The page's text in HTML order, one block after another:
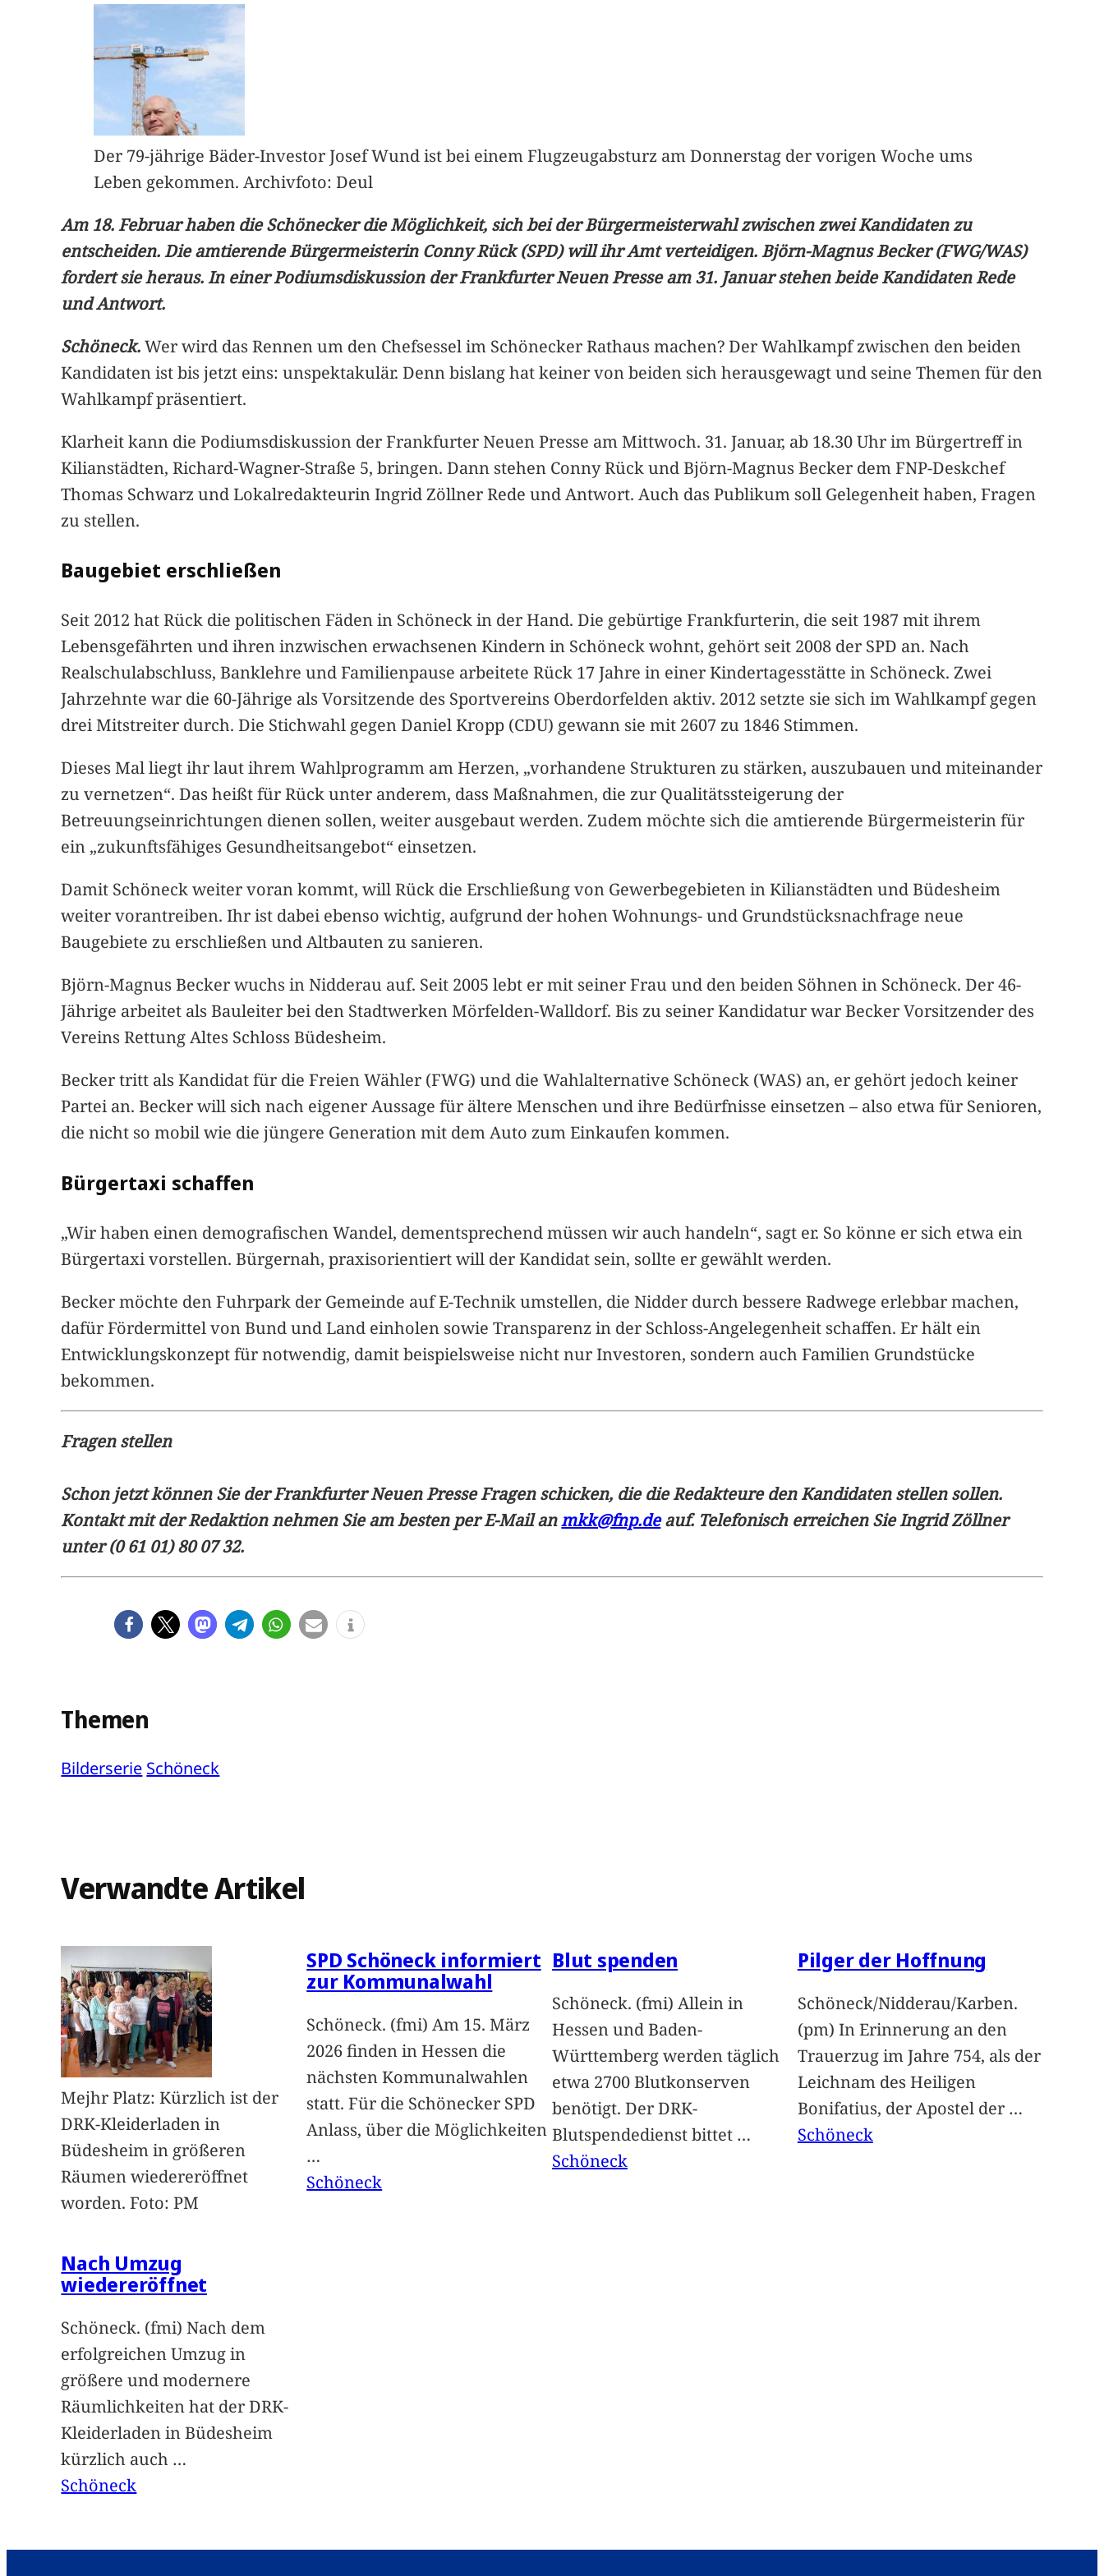
Der 79-jährige Bäder-Investor Josef Wund ist bei einem Flugzeugabsturz am Donnerstag der vorigen Woche ums
Leben gekommen. Archivfoto: Deul
Am 18. Februar haben die Schönecker die Möglichkeit, sich bei der Bürgermeisterwahl zwischen zwei Kandidaten zu
entscheiden. Die amtierende Bürgermeisterin Conny Rück (SPD) will ihr Amt verteidigen. Björn-Magnus Becker (FWG/WAS)
fordert sie heraus. In einer Podiumsdiskussion der Frankfurter Neuen Presse am 31. Januar stehen beide Kandidaten Rede
und Antwort.
Schöneck.Wer wird das Rennen um den Chefsessel im Schönecker Rathaus machen? Der Wahlkampf zwischen den beiden
Kandidaten ist bis jetzt eins: unspektakulär. Denn bislang hat keiner von beiden sich herausgewagt und seine Themen für den
Wahlkampf präsentiert.
Klarheit kann die Podiumsdiskussion der Frankfurter Neuen Presse am Mittwoch. 31. Januar, ab 18.30 Uhr im Bürgertreff in
Kilianstädten, Richard-Wagner-Straße 5, bringen. Dann stehen Conny Rück und Björn-Magnus Becker dem FNP-Deskchef
Thomas Schwarz und Lokalredakteurin Ingrid Zöllner Rede und Antwort. Auch das Publikum soll Gelegenheit haben, Fragen
zu stellen.
Baugebiet erschließen
Seit 2012 hat Rück die politischen Fäden in Schöneck in der Hand. Die gebürtige Frankfurterin, die seit 1987 mit ihrem
Lebensgefährten und ihren inzwischen erwachsenen Kindern in Schöneck wohnt, gehört seit 2008 der SPD an. Nach
Realschulabschluss, Banklehre und Familienpause arbeitete Rück 17 Jahre in einer Kindertagesstätte in Schöneck. Zwei
Jahrzehnte war die 60-Jährige als Vorsitzende des Sportvereins Oberdorfelden aktiv. 2012 setzte sie sich im Wahlkampf gegen
drei Mitstreiter durch. Die Stichwahl gegen Daniel Kropp (CDU) gewann sie mit 2607 zu 1846 Stimmen.
Dieses Mal liegt ihr laut ihrem Wahlprogramm am Herzen, „vorhandene Strukturen zu stärken, auszubauen und miteinander
zu vernetzen“. Das heißt für Rück unter anderem, dass Maßnahmen, die zur Qualitätssteigerung der
Betreuungseinrichtungen dienen sollen, weiter ausgebaut werden. Zudem möchte sich die amtierende Bürgermeisterin für
ein „zukunftsfähiges Gesundheitsangebot“ einsetzen.
Damit Schöneck weiter voran kommt, will Rück die Erschließung von Gewerbegebieten in Kilianstädten und Büdesheim
weiter vorantreiben. Ihr ist dabei ebenso wichtig, aufgrund der hohen Wohnungs- und Grundstücksnachfrage neue
Baugebiete zu erschließen und Altbauten zu sanieren.
Björn-Magnus Becker wuchs in Nidderau auf. Seit 2005 lebt er mit seiner Frau und den beiden Söhnen in Schöneck. Der 46-
Jährige arbeitet als Bauleiter bei den Stadtwerken Mörfelden-Walldorf. Bis zu seiner Kandidatur war Becker Vorsitzender des
Vereins Rettung Altes Schloss Büdesheim.
Becker tritt als Kandidat für die Freien Wähler (FWG) und die Wahlalternative Schöneck (WAS) an, er gehört jedoch keiner
Partei an. Becker will sich nach eigener Aussage für ältere Menschen und ihre Bedürfnisse einsetzen – also etwa für Senioren,
die nicht so mobil wie die jüngere Generation mit dem Auto zum Einkaufen kommen.
Bürgertaxi schaffen
„Wir haben einen demografischen Wandel, dementsprechend müssen wir auch handeln“, sagt er. So könne er sich etwa ein
Bürgertaxi vorstellen. Bürgernah, praxisorientiert will der Kandidat sein, sollte er gewählt werden.
Becker möchte den Fuhrpark der Gemeinde auf E-Technik umstellen, die Nidder durch bessere Radwege erlebbar machen,
dafür Fördermittel von Bund und Land einholen sowie Transparenz in der Schloss-Angelegenheit schaffen. Er hält ein
Entwicklungskonzept für notwendig, damit beispielsweise nicht nur Investoren, sondern auch Familien Grundstücke
bekommen.
Fragen stellen
Schon jetzt können Sie der Frankfurter Neuen Presse Fragen schicken, die die Redakteure den Kandidaten stellen sollen.
Kontakt mit der Redaktion nehmen Sie am besten per E-Mail anmkk@fnp.deauf. Telefonisch erreichen Sie Ingrid Zöllner
unter (0 61 01) 80 07 32.
Themen
Bilderserie Schöneck
Verwandte Artikel
Mejhr Platz: Kürzlich ist der
DRK-Kleiderladen in
Büdesheim in größeren
Räumen wiedereröffnet
worden. Foto: PM
Nach Umzug
wiedereröffnet
Schöneck. (fmi) Nach dem
erfolgreichen Umzug in
größere und modernere
Räumlichkeiten hat der DRK-
Kleiderladen in Büdesheim
kürzlich auch …
Schöneck
SPD Schöneck informiert
zur Kommunalwahl
Schöneck. (fmi) Am 15. März
2026 finden in Hessen die
nächsten Kommunalwahlen
statt. Für die Schönecker SPD
Anlass, über die Möglichkeiten
…
Schöneck
Blut spenden
Schöneck. (fmi) Allein in
Hessen und Baden-
Württemberg werden täglich
etwa 2700 Blutkonserven
benötigt. Der DRK-
Blutspendedienst bittet …
Schöneck
Pilger der Hoffnung
Schöneck/Nidderau/Karben.
(pm) In Erinnerung an den
Trauerzug im Jahre 754, als der
Leichnam des Heiligen
Bonifatius, der Apostel der …
Schöneck